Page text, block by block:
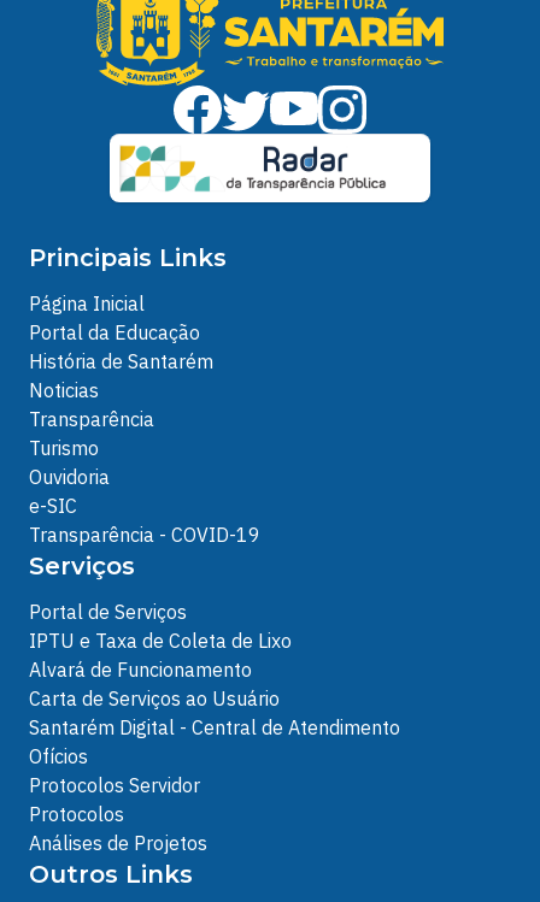
Principais Links
Página Inicial
Portal da Educação
História de Santarém
Noticias
Transparência
Turismo
Ouvidoria
e-SIC
Transparência - COVID-19
Serviços
Portal de Serviços
IPTU e Taxa de Coleta de Lixo
Alvará de Funcionamento
Carta de Serviços ao Usuário
Santarém Digital - Central de Atendimento
Ofícios
Protocolos Servidor
Protocolos
Análises de Projetos
Outros Links